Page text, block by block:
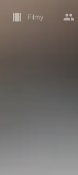
Filmy